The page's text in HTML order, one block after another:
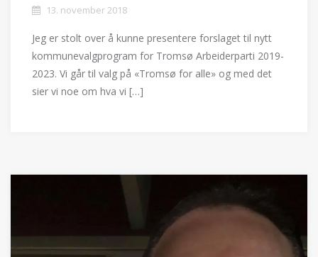
13. november 2018
Jeg er stolt over å kunne presentere forslaget til nytt
kommunevalgprogram for Tromsø Arbeiderparti 2019-
2023. Vi går til valg på «Tromsø for alle» og med det
sier vi noe om hva vi […]